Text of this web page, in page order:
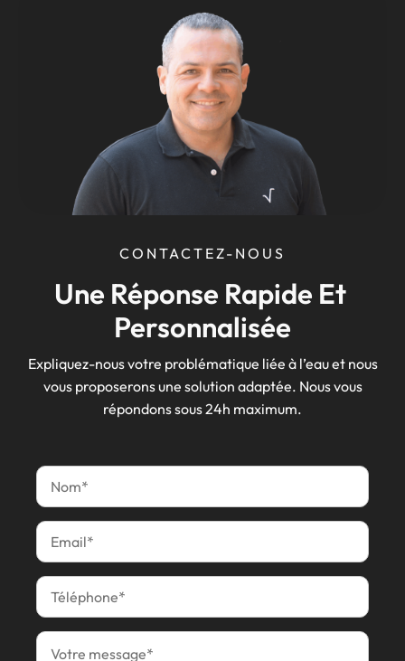
CONTACTEZ-NOUS
Une Réponse Rapide Et
Personnalisée
Expliquez-nous votre problématique liée à l’eau et nous
vous proposerons une solution adaptée. Nous vous
répondons sous 24h maximum.